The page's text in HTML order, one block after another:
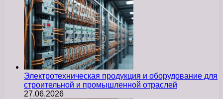
Электротехническая продукция и оборудование для
строительной и промышленной отраслей
27.06.2026